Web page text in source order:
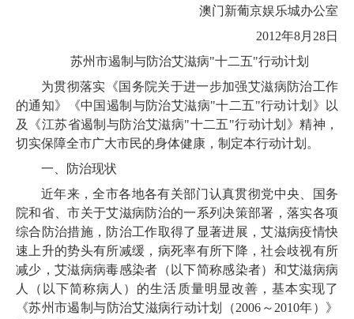
澳门新葡京娱乐城办公室
2012年8月28日
苏州市遏制与防治艾滋病"十二五"行动计划
为贯彻落实《国务院关于进一步加强艾滋病防治工作
的通知》《中国遏制与防治艾滋病"十二五"行动计划》以
及《江苏省遏制与防治艾滋病"十二五"行动计划》精神，
切实保障全市广大市民的身体健康，制定本行动计划。
一、防治现状
近年来，全市各地各有关部门认真贯彻党中央、国务
院和省、市关于艾滋病防治的一系列决策部署，落实各项
综合防治措施，防治工作取得了显著进展，艾滋病疫情快
速上升的势头有所减缓，病死率有所下降，社会歧视有所
减少，艾滋病病毒感染者（以下简称感染者）和艾滋病病
人（以下简称病人）的生活质量明显改善，基本实现了
《苏州市遏制与防治艾滋病行动计划（2006～2010年）》